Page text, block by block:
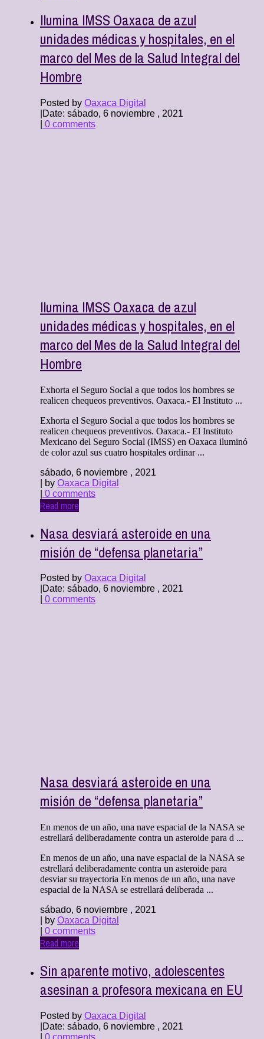
Ilumina IMSS Oaxaca de azul
unidades médicas y hospitales, en el
marco del Mes de la Salud Integral del
Hombre
Posted by Oaxaca Digital
Date: sábado, 6 noviembre , 2021
0 comments
Ilumina IMSS Oaxaca de azul
unidades médicas y hospitales, en el
marco del Mes de la Salud Integral del
Hombre
Exhorta el Seguro Social a que todos los hombres se
realicen chequeos preventivos. Oaxaca.- El Instituto ...
Exhorta el Seguro Social a que todos los hombres se
realicen chequeos preventivos. Oaxaca.- El Instituto
Mexicano del Seguro Social (IMSS) en Oaxaca iluminó
de color azul sus cuatro hospitales ordinar ...
sábado, 6 noviembre , 2021
| by Oaxaca Digital
0 comments
Read more
Nasa desviará asteroide en una
misión de “defensa planetaria”
Posted by Oaxaca Digital
Date: sábado, 6 noviembre , 2021
0 comments
Nasa desviará asteroide en una
misión de “defensa planetaria”
En menos de un año, una nave espacial de la NASA se
estrellará deliberadamente contra un asteroide para d ...
En menos de un año, una nave espacial de la NASA se
estrellará deliberadamente contra un asteroide para
desviar su trayectoria En menos de un año, una nave
espacial de la NASA se estrellará deliberada ...
sábado, 6 noviembre , 2021
| by Oaxaca Digital
0 comments
Read more
Sin aparente motivo, adolescentes
asesinan a profesora mexicana en EU
Posted by Oaxaca Digital
Date: sábado, 6 noviembre , 2021